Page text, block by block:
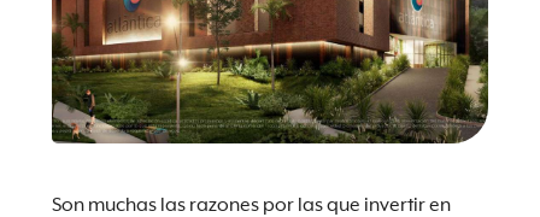
Son muchas las razones por las que invertir en